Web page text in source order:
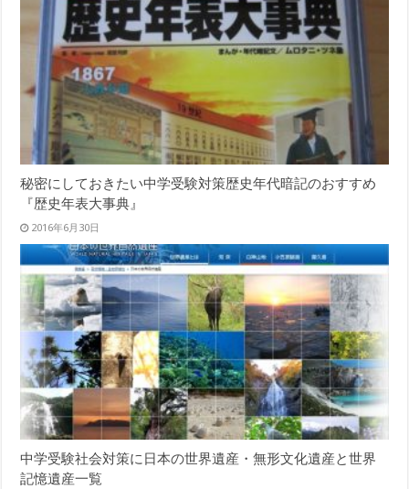
秘密にしておきたい中学受験対策歴史年代暗記のおすすめ
『歴史年表大事典』
2016年6月30日
中学受験社会対策に日本の世界遺産・無形文化遺産と世界
記憶遺産一覧